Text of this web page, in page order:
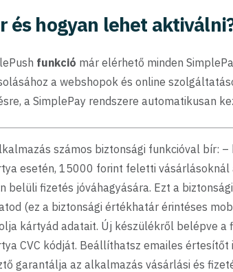
és hogyan lehet
funkció már elérhető minden
a webshopok és online
a SimplePay rendszere automatikusan
számos biztonsági funkcióval bír:
esetén, 15000 forint feletti
belüli fizetés jóváhagyására. Ezt a
(ez a biztonsági értékhatár érintéses
kártyád adatait. Új készülékről belépve
CVC kódját. Beállíthatsz emailes
garantálja az alkalmazás vásárlási és